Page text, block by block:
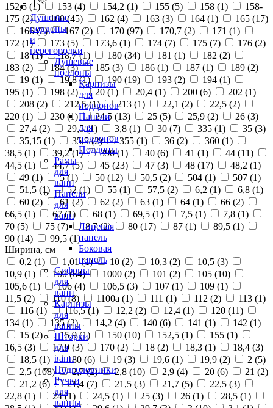
Душевые
поддоны
и
перегородки
Душевые
поддоны
Карнизы
для
поддонов
Панели
для
поддонов
Поддоны
Рамы
для
ванн
Панели
для
ванн
Лицевая
панель
Боковая
панель
Сифоны
для
ванн
Карнизы
для
ванны
Шторки
для
ванн
Подголовники
Ручки
для
ванны
152,5 (1) 153 (4) 154,2 (1) 155 (5) 158 (1)
158-
175 (2) 160 (45) 162 (4) 163 (3) 164 (1) 165 (17)
166 (2) 167 (2) 170 (97) 170,7 (2) 171 (1)
172 (1) 173 (5) 173,6 (1) 174 (7) 175 (7) 176 (2)
18 (1) 18,7 (1) 180 (34) 181 (1) 182 (2)
183 (2) 184 (3) 185 (3) 186 (1) 187 (1) 189 (2)
19 (1) 19,8 (1) 190 (19) 193 (2) 194 (1)
195 (1) 198 (2) 20 (1) 20,4 (1) 200 (6) 202 (1)
208 (2) 212,5 (1) 213 (1) 22,1 (2) 22,5 (2)
220 (1) 230 (1) 24,5 (13) 25 (5) 25,9 (2) 26 (3)
27,4 (2) 29,5 (1) 3,8 (1) 30 (7) 335 (1) 35 (3)
35,15 (1) 35,5 (2) 355 (1) 36 (2) 360 (1)
38,5 (1) 39,2 (1) 390 (1) 40 (6) 41 (1) 44 (11)
44,5 (1) 44,7 (5) 45 (23) 47 (3) 48 (17) 48,2 (1)
49 (1) 5 (1) 50 (12) 50,5 (2) 504 (1) 507 (1)
51,5 (1) 52 (1) 55 (1) 57,5 (2) 6,2 (1) 6,8 (1)
60 (2) 61 (2) 62 (2) 63 (1) 64 (1) 66 (2)
66,5 (1) 67 (1) 68 (1) 69,5 (1) 7,5 (1) 7,8 (1)
70 (5) 75 (7) 8,7 (2) 80 (17) 87 (1) 89,5 (1)
90 (14) 99,5 (1)
Ширина, см
0,2 (1) 1,01 (1) 10 (2) 10,3 (2) 10,5 (3)
10,9 (1) 100 (64) 1000 (2) 101 (2) 105 (10)
105,6 (1) 106 (4) 106,5 (3) 107 (1) 109 (1)
11,5 (2) 110 (8) 1100а (1) 111 (1) 112 (2) 113 (1)
116 (1) 116,5 (1) 12,2 (2) 12,4 (1) 120 (11)
134 (1) 135 (2) 14,2 (4) 140 (6) 141 (1) 142 (1)
15 (2) 15,9 (1) 150 (10) 152,5 (1) 155 (1)
16,5 (3) 17,9 (3) 170 (2) 18 (2) 18,3 (1) 18,4 (3)
18,5 (1) 180 (6) 19 (3) 19,6 (1) 19,9 (2) 2 (5)
2,5 (108) 2,7 (2) 2,8 (10) 2,9 (4) 20 (6) 21 (2)
21,2 (6) 21,4 (7) 21,5 (3) 21,7 (5) 22,5 (3)
22,8 (1) 24 (1) 24,5 (1) 25 (3) 26 (1) 28,5 (1)